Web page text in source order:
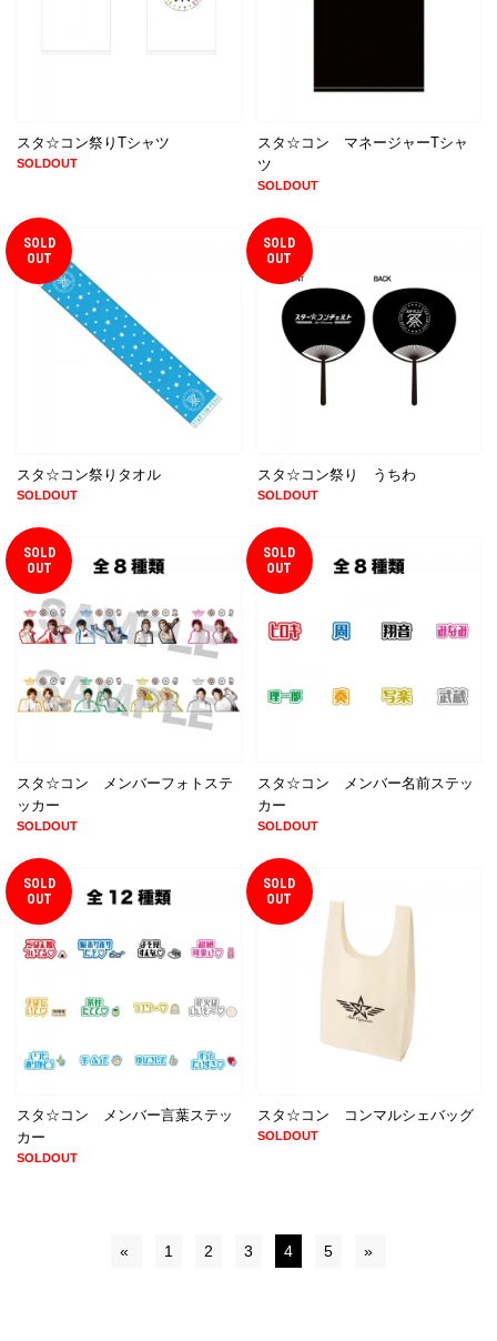
スタ☆コン祭りTシャツ
SOLDOUT
スタ☆コン マネージャーTシャ
ツ
SOLDOUT
SOLD
OUT
スタ☆コン祭りタオル
SOLDOUT
SOLD
OUT
スタ☆コン祭り うちわ
SOLDOUT
SOLD
OUT
スタ☆コン メンバーフォトステ
ッカー
SOLDOUT
SOLD
OUT
スタ☆コン メンバー名前ステッ
カー
SOLDOUT
SOLD
OUT
スタ☆コン メンバー言葉ステッ
カー
SOLDOUT
SOLD
OUT
スタ☆コン コンマルシェバッグ
SOLDOUT
« 1 2 3 4 5 »